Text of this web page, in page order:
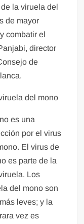
la viruela del
de mayor
combatir el
director
de
del mono
es una
por el virus
El virus de
es parte de la
Los
del mono son
leves; y la
vez es